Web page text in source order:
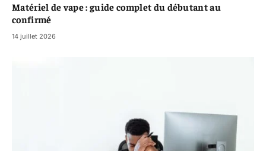
Matériel de vape : guide complet du débutant au
confirmé
14 juillet 2026